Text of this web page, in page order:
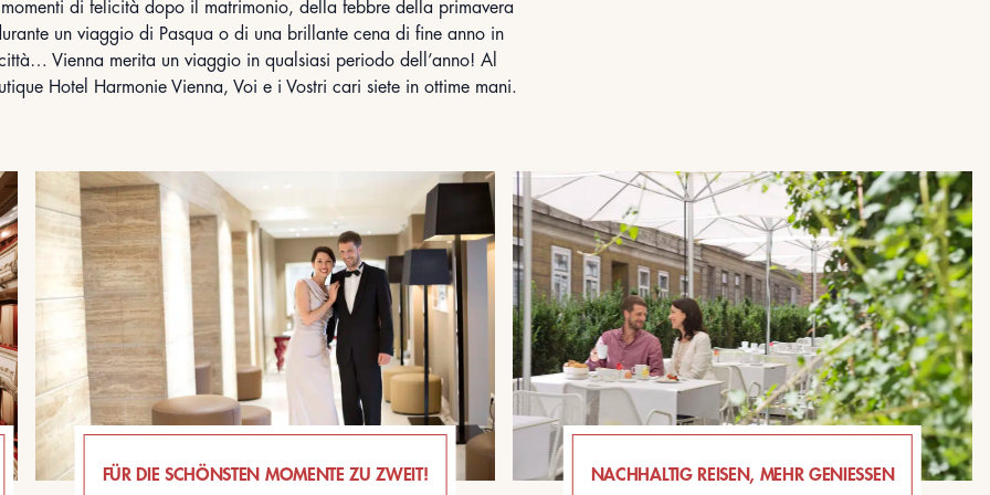
di felicità dopo il matrimonio, della febbre della primavera
un viaggio di Pasqua o di una brillante cena di fine anno in
Vienna merita un viaggio in qualsiasi periodo dell’anno! Al
Hotel Harmonie Vienna, Voi e i Vostri cari siete in ottime mani.
FÜR DIE SCHÖNSTEN MOMENTE ZU ZWEIT! NACHHALTIG REISEN, MEHR GENIESSEN